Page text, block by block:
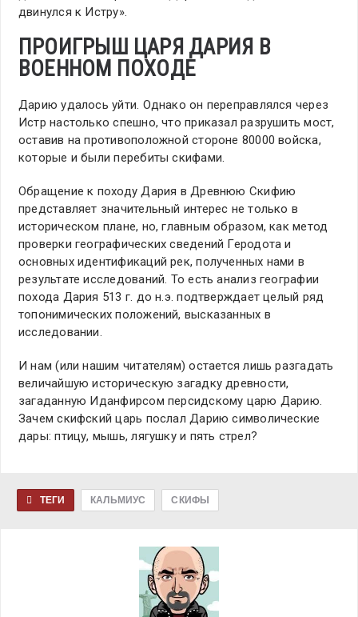
двинулся к Истру».
ПРОИГРЫШ ЦАРЯ ДАРИЯ В
ВОЕННОМ ПОХОДЕ
Дарию удалось уйти. Однако он переправлялся через
Истр настолько спешно, что приказал разрушить мост,
оставив на противоположной стороне 80000 войска,
которые и были перебиты скифами.
Обращение к походу Дария в Древнюю Скифию
представляет значительный интерес не только в
историческом плане, но, главным образом, как метод
проверки географических сведений Геродота и
основных идентификаций рек, полученных нами в
результате исследований. То есть анализ географии
похода Дария 513 г. до н.э. подтверждает целый ряд
топонимических положений, высказанных в
исследовании.
И нам (или нашим читателям) остается лишь разгадать
величайшую историческую загадку древности,
загаданную Иданфирсом персидскому царю Дарию.
Зачем скифский царь послал Дарию символические
дары: птицу, мышь, лягушку и пять стрел?
ТЕГИ КАЛЬМИУС СКИФЫ